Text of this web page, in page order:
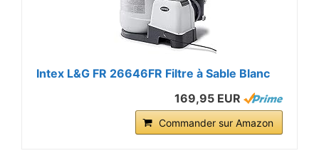
Intex L&G FR 26646FR Filtre à Sable Blanc
169,95 EUR
Commander sur Amazon